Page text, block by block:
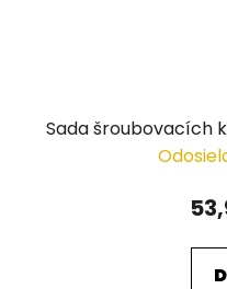
Sada šroubovacích